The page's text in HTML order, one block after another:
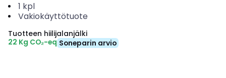
1 kpl
Vakiokäyttötuote
Tuotteen hiilijalanjälki
22 Kg CO₂-eq Soneparin arvio